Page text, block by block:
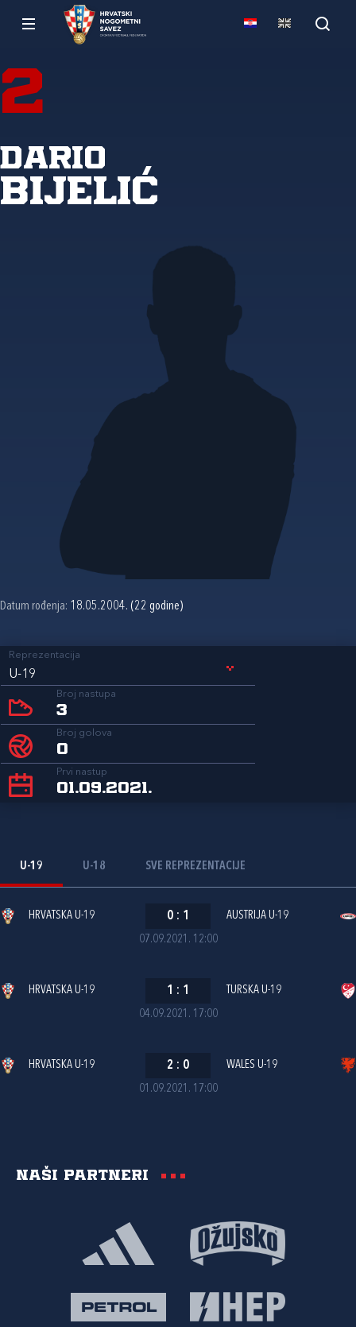
2
Dario
Bijelić
Datum rođenja: 18.05.2004. (22 godine)
Reprezentacija
U-19
Broj nastupa
3
Broj golova
0
Prvi nastup
01.09.2021.
U-19 U-18 SVE REPREZENTACIJE
07.09.2021. 12:00
HRVATSKA U-19 0 : 1 AUSTRIJA U-19
04.09.2021. 17:00
HRVATSKA U-19 1 : 1 TURSKA U-19
01.09.2021. 17:00
HRVATSKA U-19 2 : 0 WALES U-19
Naši partneri